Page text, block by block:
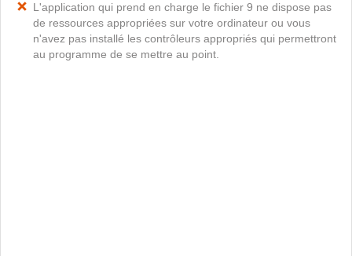
L'application qui prend en charge le fichier 9 ne dispose pas
de ressources appropriées sur votre ordinateur ou vous
n'avez pas installé les contrôleurs appropriés qui permettront
au programme de se mettre au point.